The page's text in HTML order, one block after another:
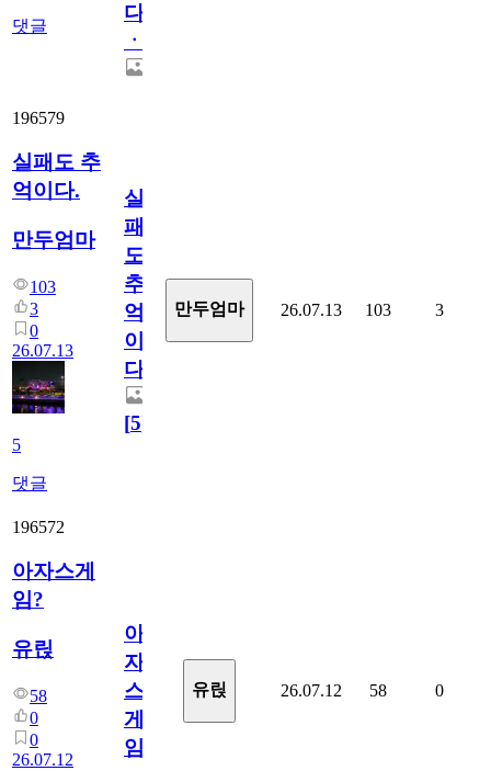
댓글
다
ㆍ
196579
실패도 추
억이다.
만두엄마
103
3
0
26.07.13
5
댓글
실
패
도
추
억
이
다.
[5]
만두엄마 26.07.13 103 3
196572
아자스게
임?
유릱
58
0
0
26.07.12
아
자
스
게
임?
유릱 26.07.12 58 0